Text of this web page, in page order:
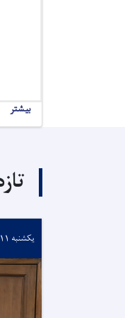
بیشتر
یکشنبه ۱۴۰۵/۵/۱۱ - ۱۴:۲۱